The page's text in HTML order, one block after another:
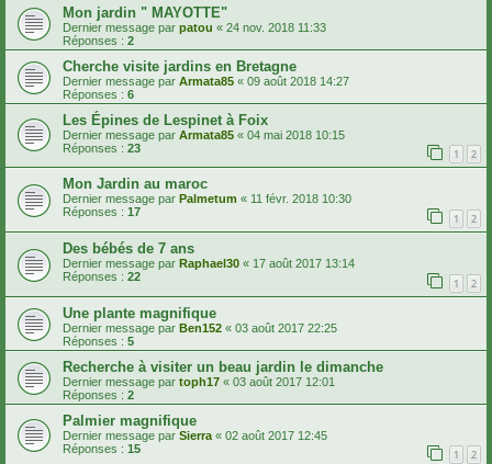
Mon jardin " MAYOTTE"
Dernier message par patou « 24 nov. 2018 11:33
Réponses : 2
Cherche visite jardins en Bretagne
Dernier message par Armata85 « 09 août 2018 14:27
Réponses : 6
Les Épines de Lespinet à Foix
Dernier message par Armata85 « 04 mai 2018 10:15
Réponses : 23 1 2
Mon Jardin au maroc
Dernier message par Palmetum « 11 févr. 2018 10:30
Réponses : 17 1 2
Des bébés de 7 ans
Dernier message par Raphael30 « 17 août 2017 13:14
Réponses : 22 1 2
Une plante magnifique
Dernier message par Ben152 « 03 août 2017 22:25
Réponses : 5
Recherche à visiter un beau jardin le dimanche
Dernier message par toph17 « 03 août 2017 12:01
Réponses : 2
Palmier magnifique
Dernier message par Sierra « 02 août 2017 12:45
Réponses : 15 1 2